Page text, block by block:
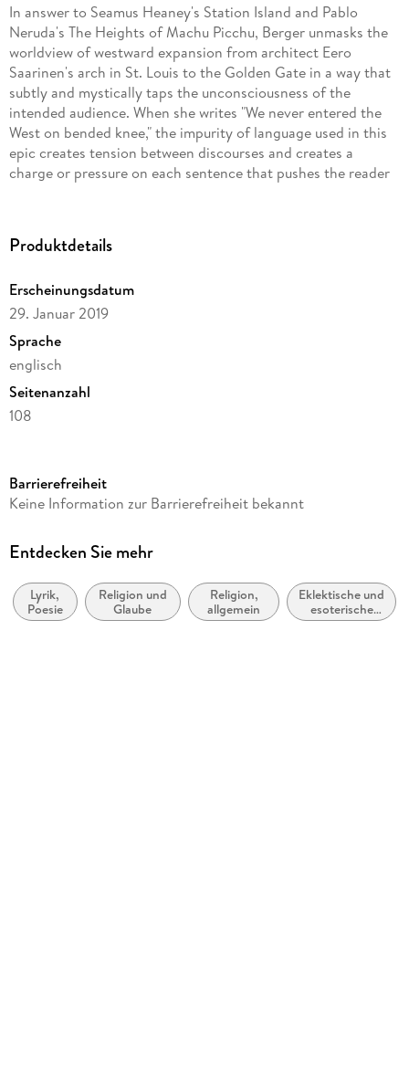
In answer to Seamus Heaney's Station Island and Pablo
Neruda's The Heights of Machu Picchu, Berger unmasks the
worldview of westward expansion from architect Eero
Saarinen's arch in St. Louis to the Golden Gate in a way that
subtly and mystically taps the unconsciousness of the
intended audience. When she writes "We never entered the
West on bended knee," the impurity of language used in this
epic creates tension between discourses and creates a
charge or pressure on each sentence that pushes the reader
leads the reader through the "ghost dance" of feeling to the
like a dream. Entangled historical memory, climate crisis, and
inverse expansionism compress into a spiritual reckoning to
face the world to come.
Produktdetails
Erscheinungsdatum
29. Januar 2019
Sprache
englisch
Seitenanzahl
108
Verlag/Hersteller
Produktart
Gewicht
319 g
Barrierefreiheit
Keine Information zur Barrierefreiheit bekannt
Entdecken Sie mehr
Lyrik,
Poesie
Religion und
Glaube
Religion,
allgemein
Eklektische und
esoterische
Religionen und